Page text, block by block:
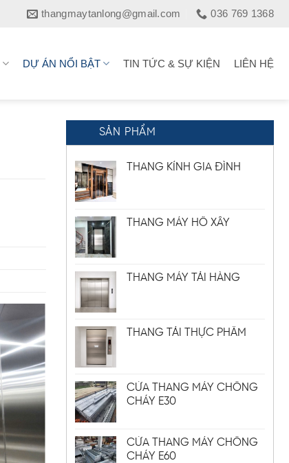
thangmaytanlong@gmail.com 036 769 1368
DỰ ÁN NỔI BẬT TIN TỨC & SỰ KIỆN LIÊN HỆ
SẢN PHẨM
THANG KÍNH GIA ĐÌNH
THANG MÁY HỐ XÂY
THANG MÁY TẢI HÀNG
THANG TẢI THỰC PHẨM
CỬA THANG MÁY CHỐNG
CHÁY E30
CỬA THANG MÁY CHỐNG
CHÁY E60